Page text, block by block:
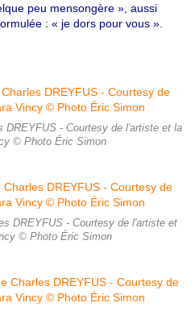
peu mensongère », aussi
: « je dors pour vous ».
DREYFUS - Courtesy de l'artiste et la
© Photo Éric Simon
DREYFUS - Courtesy de l'artiste et
© Photo Éric Simon